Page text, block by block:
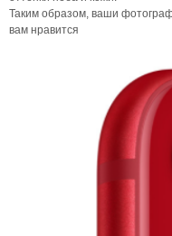
Таким образом, ваши
вам нравится